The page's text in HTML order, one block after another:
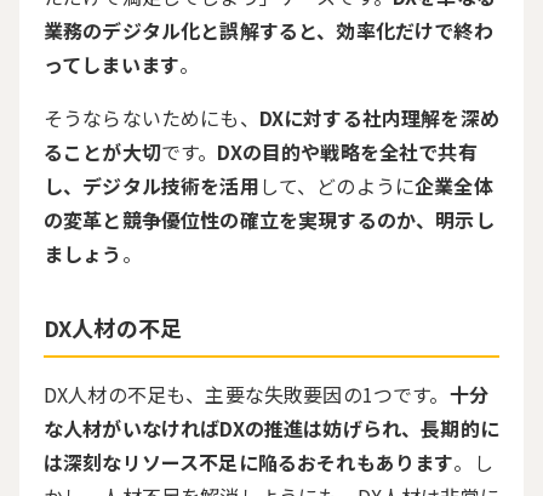
業務のデジタル化と誤解すると、効率化だけで終わ
ってしまいます。
そうならないためにも、 DXに対する社内理解を深め
ることが大切です。 DXの目的や戦略を全社で共有
し、デジタル技術を活用して、どのように企業全体
の変革と競争優位性の確立を実現するのか、明示し
ましょう 。
DX人材の不足
DX人材の不足も、主要な失敗要因の1つです。 十分
な人材がいなければDXの推進は妨げられ、長期的に
は深刻なリソース不足に陥るおそれもあります。し